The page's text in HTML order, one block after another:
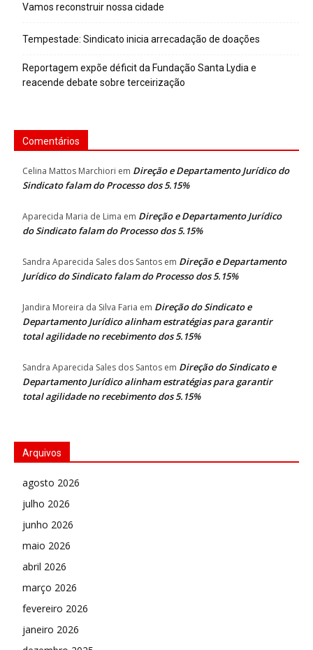
Vamos reconstruir nossa cidade
Tempestade: Sindicato inicia arrecadação de doações
Reportagem expõe déficit da Fundação Santa Lydia e
reacende debate sobre terceirização
Comentários
Celina Mattos Marchiori em Direção e Departamento Jurídico do
Sindicato falam do Processo dos 5.15%
Aparecida Maria de Lima em Direção e Departamento Jurídico
do Sindicato falam do Processo dos 5.15%
Sandra Aparecida Sales dos Santos em Direção e Departamento
Jurídico do Sindicato falam do Processo dos 5.15%
Jandira Moreira da Silva Faria em Direção do Sindicato e
Departamento Jurídico alinham estratégias para garantir
total agilidade no recebimento dos 5.15%
Sandra Aparecida Sales dos Santos em Direção do Sindicato e
Departamento Jurídico alinham estratégias para garantir
total agilidade no recebimento dos 5.15%
Arquivos
agosto 2026
julho 2026
junho 2026
maio 2026
abril 2026
março 2026
fevereiro 2026
janeiro 2026